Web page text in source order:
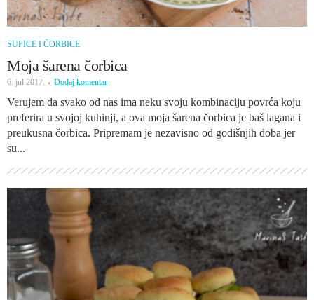
SUPICE I ČORBICE
Moja šarena čorbica
6. jul 2017. Dodaj komentar
Verujem da svako od nas ima neku svoju kombinaciju povrća koju
preferira u svojoj kuhinji, a ova moja šarena čorbica je baš lagana i
preukusna čorbica. Pripremam je nezavisno od godišnjih doba jer
su...